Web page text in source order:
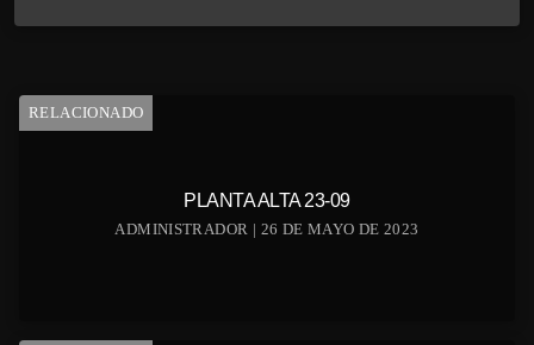
RELACIONADO
PLANTA ALTA 23-09
ADMINISTRADOR | 26 DE MAYO DE 2023